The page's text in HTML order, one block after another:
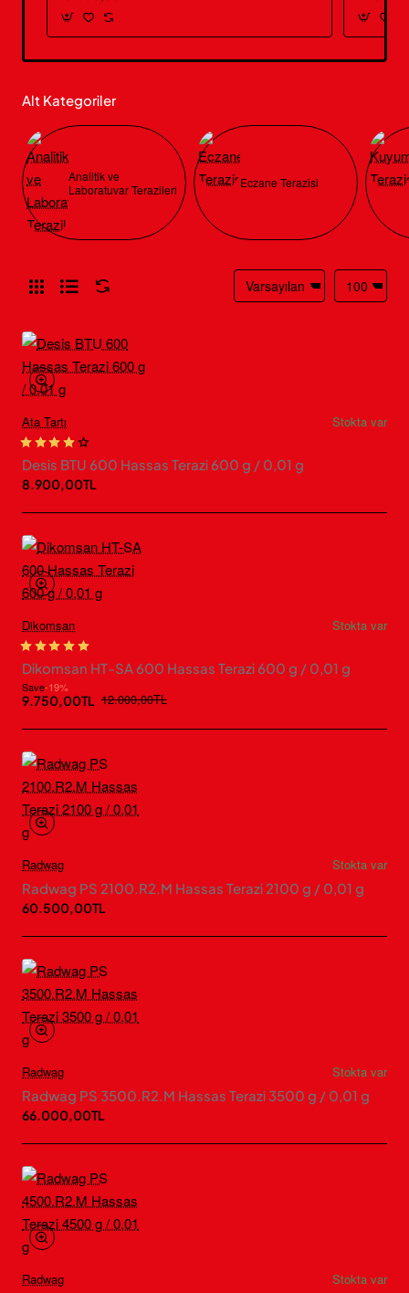
Alt Kategoriler
Analitik ve
Laboratuvar Terazileri
Eczane Terazisi
Ata Tartı Stokta var
Desis BTU 600 Hassas Terazi 600 g / 0,01 g
8.900,00TL
Dikomsan Stokta var
Dikomsan HT-SA 600 Hassas Terazi 600 g / 0,01 g
Save-19%
9.750,00TL 12.000,00TL
Radwag
Stokta var
Radwag PS 2100.R2.M Hassas Terazi 2100 g / 0,01 g
60.500,00TL
Radwag
Stokta var
Radwag PS 3500.R2.M Hassas Terazi 3500 g / 0,01 g
66.000,00TL
Radwag
Stokta var